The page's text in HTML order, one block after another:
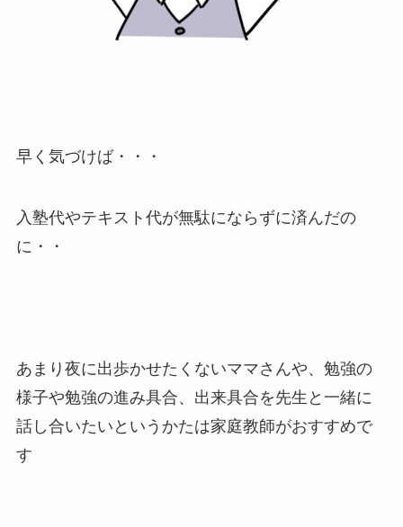
早く気づけば・・・
入塾代やテキスト代が無駄にならずに済んだの
に・・
あまり夜に出歩かせたくないママさんや、勉強の
様子や勉強の進み具合、出来具合を先生と一緒に
話し合いたいというかたは家庭教師がおすすめで
す